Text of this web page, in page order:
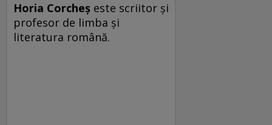
Horia Corcheș este scriitor și
profesor de limba și
literatura română.